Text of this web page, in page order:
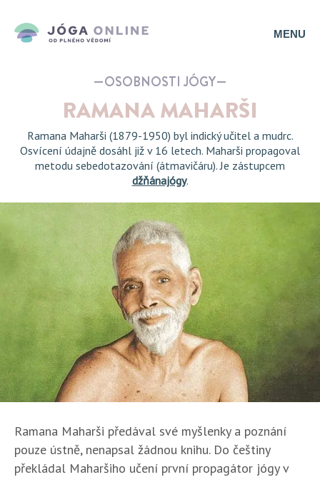
MENU
OSOBNOSTI JÓGY
RAMANA MAHARŠI
Ramana Maharši (1879-1950) byl indický učitel a mudrc.
Osvícení údajně dosáhl již v 16 letech. Maharši propagoval
metodu sebedotazování (átmavičáru). Je zástupcem
džňánajógy.
Ramana Maharši předával své myšlenky a poznání
pouze ústně, nenapsal žádnou knihu. Do češtiny
překládal Maharšiho učení první propagátor jógy v